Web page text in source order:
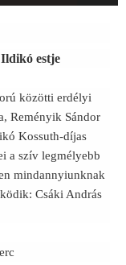
estje
közötti erdélyi
Reményik Sándor
Kossuth-díjas
a szív legmélyebb
mindannyiunknak
Csáki András